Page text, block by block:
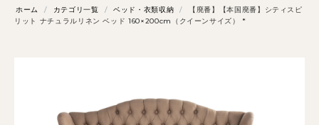
ホーム / カテゴリ一覧 / ベッド・衣類収納 /
【廃番】【本国廃番】シティスピ
リット ナチュラルリネン ベッド 160×200cm（クイーンサイズ） *